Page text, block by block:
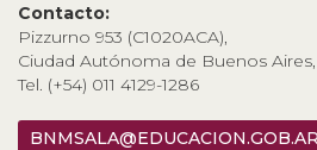
Contacto:
Pizzurno 953 (C1020ACA),
Ciudad Autónoma de Buenos
Tel. (+54) 011 4129-1286
BNMSALA@EDUCACION.GOB.AR